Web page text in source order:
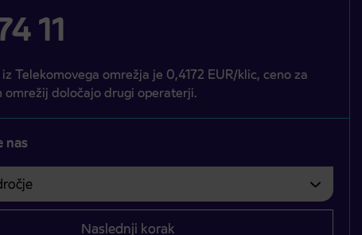
11
Telekomovega omrežja je 0,4172 EUR/klic, ceno za
omrežij določajo drugi operaterji.
nas
izbrati.
Naslednji korak